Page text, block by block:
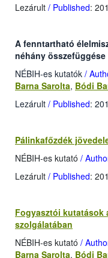
Lezárult / Published:
A fenntartható
néhány összefüggése
NÉBIH-es kutatók /
Barna Sarolta, Bódi
Lezárult / Published:
Pálinkafőzdék
NÉBIH-es kutató /
Lezárult / Published:
Fogyasztói kutatások
szolgálatában
NÉBIH-es kutató /
Barna Sarolta, Bódi